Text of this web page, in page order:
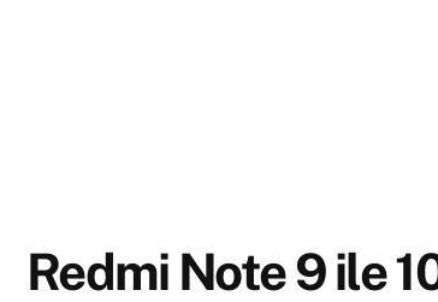
Redmi Note 9 ile